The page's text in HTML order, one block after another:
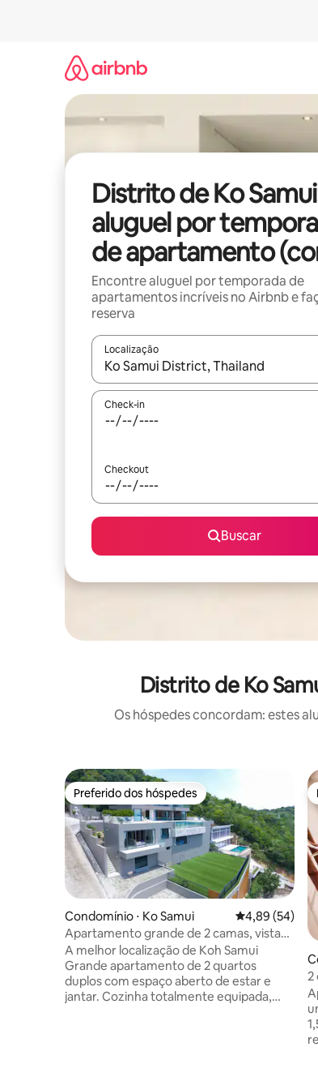
Distrito de Ko
aluguel por
de apartamento
Encontre aluguel por temporada de
apartamentos incríveis no Airbnb e
reserva
Localização
Quando os resultados estiverem
Check-in
Checkout
Buscar
Distrito de Ko
Os hóspedes concordam: estes
Preferido dos hóspedes
Preferido dos hóspedes
Condomínio ⋅ Ko Samui 4,89 de uma
4,89 (54)
Apartamento grande de 2 camas, vistas
incríveis para o mar
A melhor localização de Koh Samui
Grande apartamento de 2 quartos
duplos com espaço aberto de estar e
jantar. Cozinha totalmente equipada,
2
|